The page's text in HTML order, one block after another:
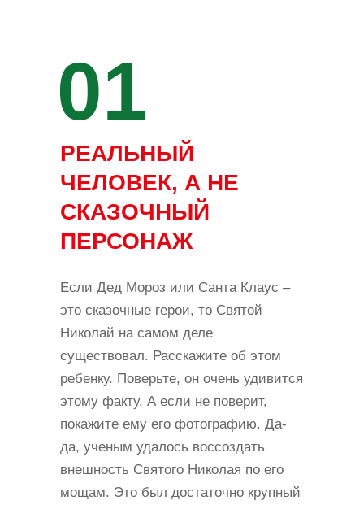
РЕАЛЬНЫЙ
ЧЕЛОВЕК, А НЕ
СКАЗОЧНЫЙ
ПЕРСОНАЖ
Если Дед Мороз или Санта Клаус –
это сказочные герои, то Святой
Николай на самом деле
существовал. Расскажите об этом
ребенку. Поверьте, он очень удивится
этому факту. А если не поверит,
покажите ему его фотографию. Да-
да, ученым удалось воссоздать
внешность Святого Николая по его
мощам. Это был достаточно крупный
01